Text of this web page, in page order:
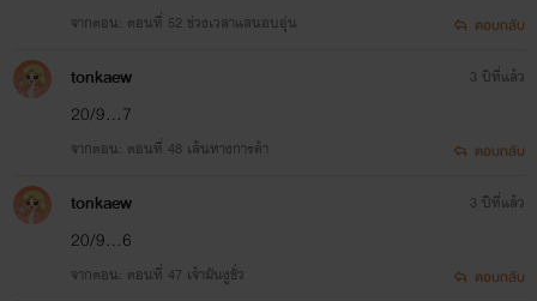
จากตอน: ตอนที่ 52 ช่วงเวลาแสนอบอุ่น ตอบกลับ
tonkaew
20/9...7
จากตอน: ตอนที่ 48 เส้นทางการค้า
3 ปีที่แล้ว
ตอบกลับ
tonkaew
20/9...6
จากตอน: ตอนที่ 47 เจ้ามันงูชั่ว
3 ปีที่แล้ว
ตอบกลับ